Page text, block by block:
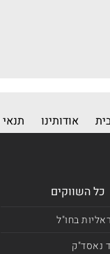
אודותינו
כל השווקים
בחו"ל
נאסד"ק